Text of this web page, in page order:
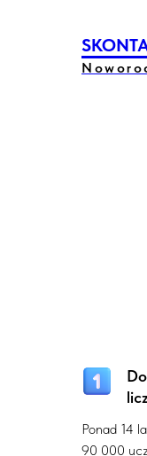
Ponad 14
90 000